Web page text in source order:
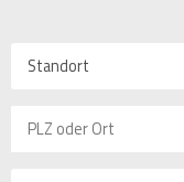
Standort